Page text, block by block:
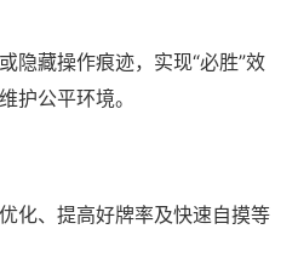
隐藏操作痕迹，实现“必胜”效
护公平环境。
化、提高好牌率及快速自摸等